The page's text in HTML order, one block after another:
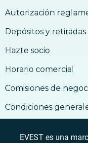
servicios
Autorización
Depósitos y retiradas
Hazte socio
Horario comercial
Comisiones de
Condiciones
EVEST es una